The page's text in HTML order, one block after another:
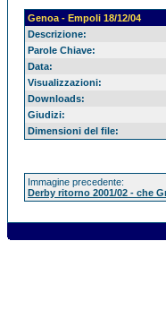
Genoa - Empoli 18/12/04
Descrizione:
Parole Chiave:
Data:
Visualizzazioni:
Downloads:
Giudizi:
Dimensioni del file:
Immagine precedente:
Derby ritorno 2001/02 - che